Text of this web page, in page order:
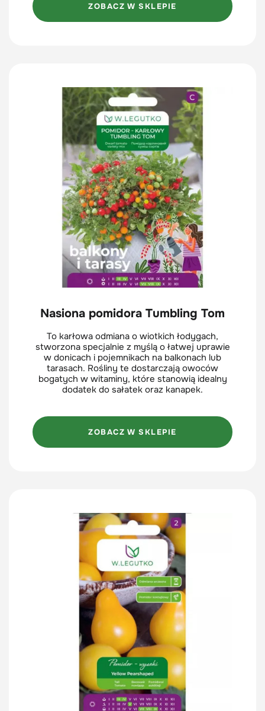
ZOBACZ W SKLEPIE
Nasiona pomidora Tumbling Tom
To karłowa odmiana o wiotkich łodygach,
stworzona specjalnie z myślą o łatwej uprawie
w donicach i pojemnikach na balkonach lub
tarasach. Rośliny te dostarczają owoców
bogatych w witaminy, które stanowią idealny
dodatek do sałatek oraz kanapek.
ZOBACZ W SKLEPIE